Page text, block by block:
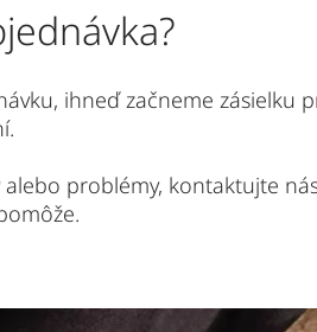
ihneď začneme zásielku
problémy, kontaktujte